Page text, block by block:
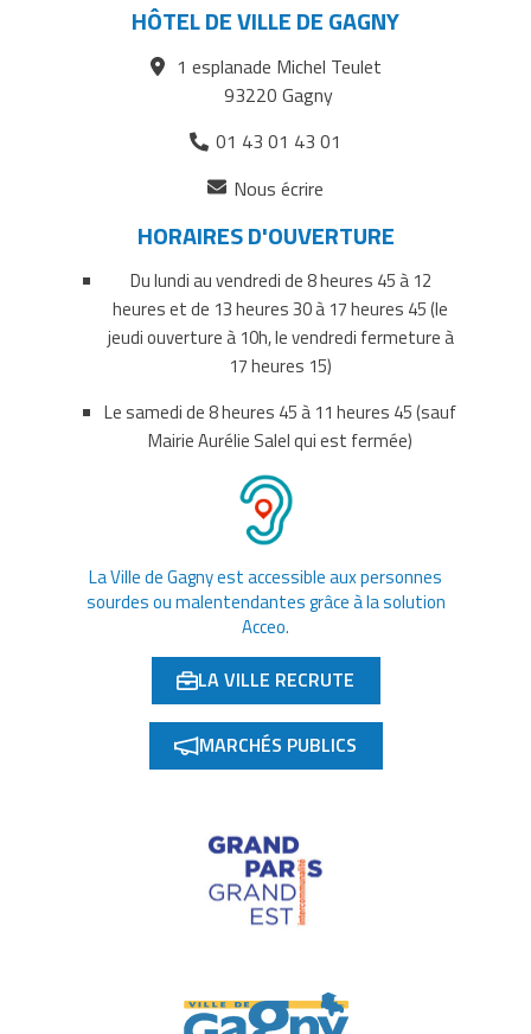
musique
irlandaise
Facebook
musique
irlandaise
Twitter
musique
irlandaise
par
courriel
HÔTEL DE VILLE DE GAGNY
1 esplanade Michel Teulet
93220 Gagny
01 43 01 43 01
Nous écrire
un
nouvel
onglet)
HORAIRES D'OUVERTURE
Du lundi au vendredi de 8 heures 45 à 12
heures et de 13 heures 30 à 17 heures 45 (le
jeudi ouverture à 10h, le vendredi fermeture à
17 heures 15)
Le samedi de 8 heures 45 à 11 heures 45 (sauf
Mairie Aurélie Salel qui est fermée)
La Ville de Gagny est accessible aux personnes
sourdes ou malentendantes grâce à la solution
Acceo.
LA VILLE RECRUTE
(OUVERTURE DANS UN NOUVEL ONGLET)
MARCHÉS PUBLICS
(OUVERTURE DANS UN NOUVEL ONGLET)